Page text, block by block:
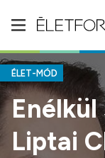
ÉLET-MÓD
Liptai